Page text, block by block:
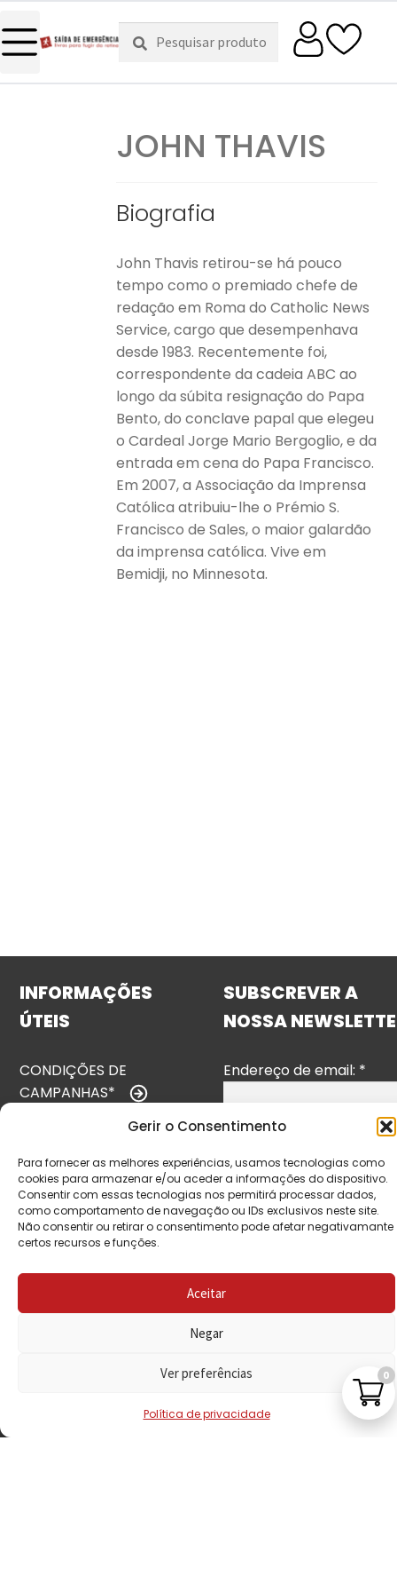
Gerir o Consentimento
Para fornecer as melhores experiências, usamos tecnologias como
cookies para armazenar e/ou aceder a informações do dispositivo.
Consentir com essas tecnologias nos permitirá processar dados,
como comportamento de navegação ou IDs exclusivos neste site.
Não consentir ou retirar o consentimento pode afetar negativamante
certos recursos e funções.
Aceitar
Negar
Ver preferências
Política de privacidade
Pesquisar
por:
Pesquisa
JOHN THAVIS
Biografia
John Thavis retirou-se há pouco
tempo como o premiado chefe de
redação em Roma do Catholic News
Service, cargo que desempenhava
desde 1983. Recentemente foi,
correspondente da cadeia ABC ao
longo da súbita resignação do Papa
Bento, do conclave papal que elegeu
o Cardeal Jorge Mario Bergoglio, e da
entrada em cena do Papa Francisco.
Em 2007, a Associação da Imprensa
Católica atribuiu-lhe o Prémio S.
Francisco de Sales, o maior galardão
da imprensa católica. Vive em
Bemidji, no Minnesota.
INFORMAÇÕES
ÚTEIS
CONDIÇÕES DE
CAMPANHAS*
POLÍTICA DE
PRIVACIDADE
POLÍTICA DE
REEMBOLSO
LIVRO DE
SUBSCREVER A
NOSSA
Endereço de email: *
0